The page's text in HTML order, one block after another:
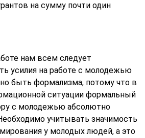
на сумму почти один
нам всем следует
усилия на работе с молодежью
быть формализма, потому что в
ситуации формальный
с молодежью абсолютно
учитывать значимость
у молодых людей, а это